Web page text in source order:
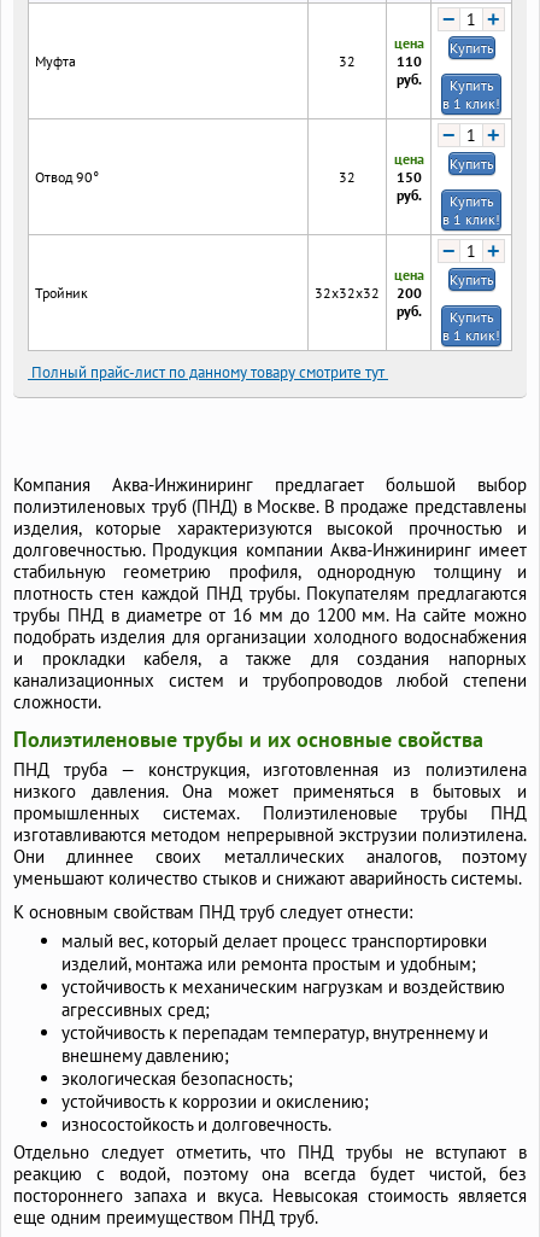
Муфта 32
цена
110
руб.
− +
Купить
Купить
в 1 клик!
Отвод 90° 32
цена
150
руб.
− +
Купить
Купить
в 1 клик!
Тройник 32х32х32
цена
200
руб.
− +
Купить
Купить
в 1 клик!
Полный прайс-лист по данному товару смотрите тут
Компания Аква-Инжиниринг предлагает большой выбор
полиэтиленовых труб (ПНД) в Москве. В продаже представлены
изделия, которые характеризуются высокой прочностью и
долговечностью. Продукция компании Аква-Инжиниринг имеет
стабильную геометрию профиля, однородную толщину и
плотность стен каждой ПНД трубы. Покупателям предлагаются
трубы ПНД в диаметре от 16 мм до 1200 мм. На сайте можно
подобрать изделия для организации холодного водоснабжения
и прокладки кабеля, а также для создания напорных
канализационных систем и трубопроводов любой степени
сложности.
Полиэтиленовые трубы и их основные свойства
ПНД труба — конструкция, изготовленная из полиэтилена
низкого давления. Она может применяться в бытовых и
промышленных системах. Полиэтиленовые трубы ПНД
изготавливаются методом непрерывной экструзии полиэтилена.
Они длиннее своих металлических аналогов, поэтому
уменьшают количество стыков и снижают аварийность системы.
К основным свойствам ПНД труб следует отнести:
малый вес, который делает процесс транспортировки
изделий, монтажа или ремонта простым и удобным;
устойчивость к механическим нагрузкам и воздействию
агрессивных сред;
устойчивость к перепадам температур, внутреннему и
внешнему давлению;
экологическая безопасность;
устойчивость к коррозии и окислению;
износостойкость и долговечность.
Отдельно следует отметить, что ПНД трубы не вступают в
реакцию с водой, поэтому она всегда будет чистой, без
постороннего запаха и вкуса. Невысокая стоимость является
еще одним преимуществом ПНД труб.